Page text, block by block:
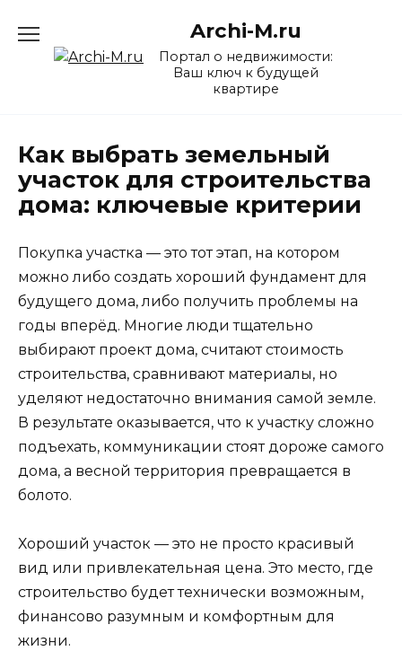
содержанию
Archi-M.ru
Портал о недвижимости:
Ваш ключ к будущей
квартире
Как выбрать земельный
участок для строительства
дома: ключевые критерии
Покупка участка — это тот этап, на котором
можно либо создать хороший фундамент для
будущего дома, либо получить проблемы на
годы вперёд. Многие люди тщательно
выбирают проект дома, считают стоимость
строительства, сравнивают материалы, но
уделяют недостаточно внимания самой земле.
В результате оказывается, что к участку сложно
подъехать, коммуникации стоят дороже самого
дома, а весной территория превращается в
болото.
Хороший участок — это не просто красивый
вид или привлекательная цена. Это место, где
строительство будет технически возможным,
финансово разумным и комфортным для
жизни.